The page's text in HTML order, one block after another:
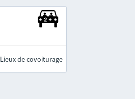
Lieux de covoiturage